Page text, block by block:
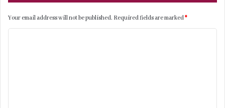
Your email address will not be published. Required fields are marked*